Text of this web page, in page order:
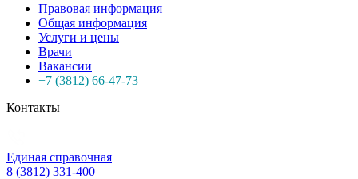
Правовая информация
Общая информация
Услуги и цены
Врачи
Вакансии
+7 (3812) 66-47-73
Контакты
Единая справочная
8 (3812) 331-400